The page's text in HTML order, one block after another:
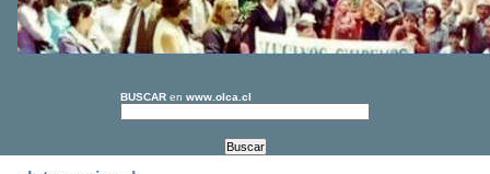
BUSCAR en www.olca.cl